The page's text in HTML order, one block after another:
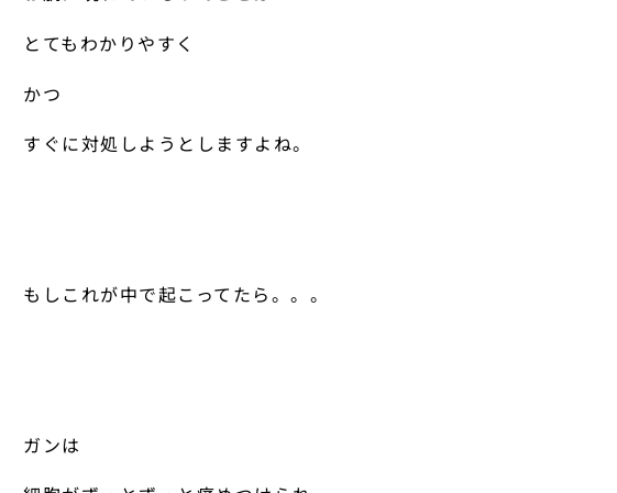
とてもわかりやすく
かつ
すぐに対処しようとしますよね。
もしこれが中で起こってたら。。。
ガンは